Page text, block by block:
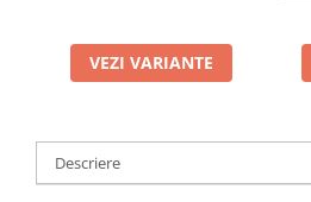
VEZI VARIANTE
Descriere